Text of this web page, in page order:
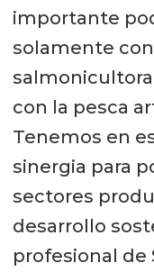
importante
solamente
con la pesca
Tenemos en
sinergia para
sectores
desarrollo
profesional de